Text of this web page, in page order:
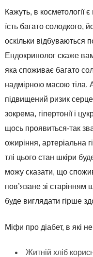
Кажуть, в косметології
їсть багато солодкого,
оскільки відбуваються
Ендокринолог скаже
яка споживає багато
надмірною масою тіла.
підвищений ризик
зокрема, гіпертонії і
щось проявиться-так
ожиріння, артеріальна
тлі цього стан шкіри
можу сказати, що
пов’язане зі
буде виглядати гірше
Міфи про діабет, в які
Житній хліб